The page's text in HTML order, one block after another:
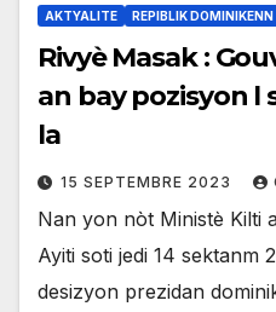
AKTYALITE REPIBLIK DOMINIKENN
Rivyè Masak :
an bay pozisyon l
la
15 SEPTEMBRE 2023
Nan yon nòt Ministè Kilti
Ayiti soti jedi 14 sektanm
desizyon prezidan